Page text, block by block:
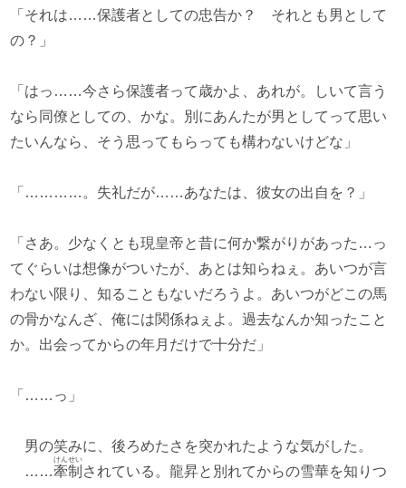
「それは……保護者としての忠告か？ それとも男として
の？」
「はっ……今さら保護者って歳かよ、あれが。しいて言う
なら同僚としての、かな。別にあんたが男としてって思い
たいんなら、そう思ってもらっても構わないけどな」
「…………。失礼だが……あなたは、彼女の出自を？」
「さあ。少なくとも現皇帝と昔に何か繋がりがあった…っ
てぐらいは想像がついたが、あとは知らねぇ。あいつが言
わない限り、知ることもないだろうよ。あいつがどこの馬
の骨かなんざ、俺には関係ねぇよ。過去なんか知ったこと
か。出会ってからの年月だけで十分だ」
「……っ」
男の笑みに、後ろめたさを突かれたような気がした。
……牽制
けんせい
されている。龍昇と別れてからの雪華を知りつ